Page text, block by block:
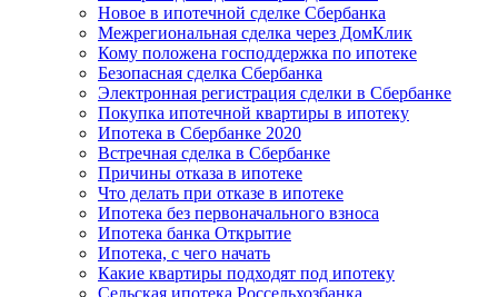
Новое в ипотечной сделке Сбербанка
Межрегиональная сделка через ДомКлик
Кому положена господдержка по ипотеке
Безопасная сделка Сбербанка
Электронная регистрация сделки в Сбербанке
Покупка ипотечной квартиры в ипотеку
Ипотека в Сбербанке 2020
Встречная сделка в Сбербанке
Причины отказа в ипотеке
Что делать при отказе в ипотеке
Ипотека без первоначального взноса
Ипотека банка Открытие
Ипотека, с чего начать
Какие квартиры подходят под ипотеку
Сельская ипотека Россельхозбанка